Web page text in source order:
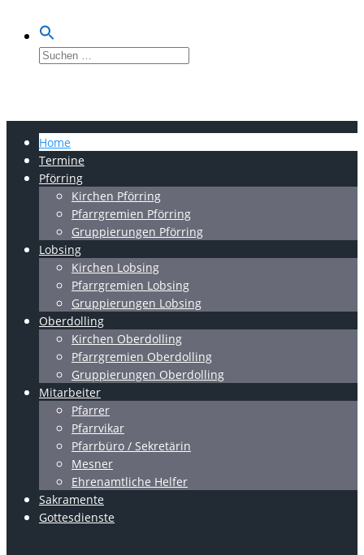
Suche
Home
Termine
Pförring
Kirchen Pförring
Pfarrgremien Pförring
Gruppierungen Pförring
Lobsing
Kirchen Lobsing
Pfarrgremien Lobsing
Gruppierungen Lobsing
Oberdolling
Kirchen Oberdolling
Pfarrgremien Oberdolling
Gruppierungen Oberdolling
Mitarbeiter
Pfarrer
Pfarrvikar
Pfarrbüro / Sekretärin
Mesner
Ehrenamtliche Helfer
Sakramente
Gottesdienste